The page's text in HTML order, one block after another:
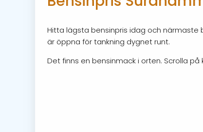
Hitta lägsta bensinpris idag och närmaste
är öppna för tankning dygnet runt.
Det finns en bensinmack i orten. Scrolla